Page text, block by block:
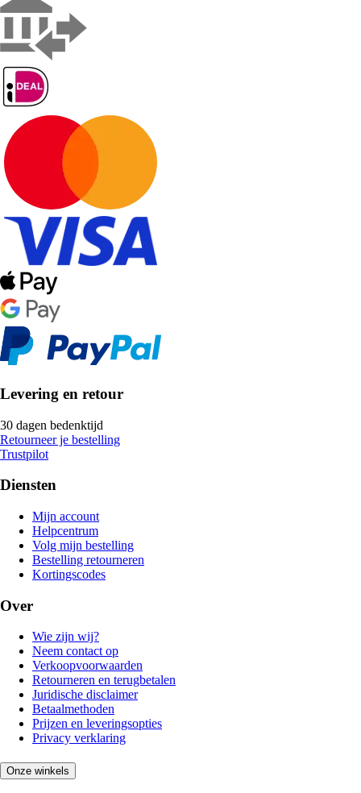
Levering en retour
30 dagen bedenktijd
Retourneer je bestelling
Trustpilot
Diensten
Mijn account
Helpcentrum
Volg mijn bestelling
Bestelling retourneren
Kortingscodes
Over
Wie zijn wij?
Neem contact op
Verkoopvoorwaarden
Retourneren en terugbetalen
Juridische disclaimer
Betaalmethoden
Prijzen en leveringsopties
Privacy verklaring
Onze winkels